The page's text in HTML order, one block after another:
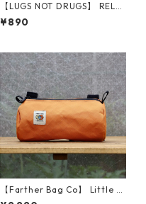
【LUGS NOT DRUGS】 RELL
THE CYCLOPS STICKER
¥890
【Farther Bag Co】 Little T
ube (Marigold)